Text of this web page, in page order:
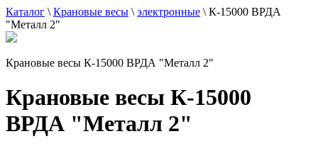
Каталог \ Крановые весы \ электронные \ К-15000 ВРДА
"Металл 2"
Крановые весы К-15000 ВРДА "Металл 2"
Крановые весы К-15000
ВРДА "Металл 2"